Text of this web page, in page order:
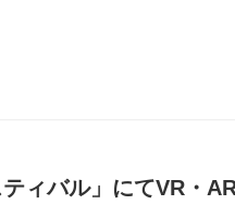
ィバル」にてVR・